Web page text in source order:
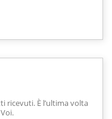
ricevuti. È l’ultima volta